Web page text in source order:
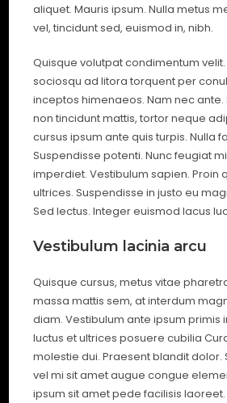
aliquet. Mauris ipsum. Nulla metus
vel, tincidunt sed, euismod in, nibh.
Quisque volutpat condimentum
sociosqu ad litora torquent per
inceptos himenaeos. Nam nec ante.
non tincidunt mattis, tortor neque
cursus ipsum ante quis turpis. Nulla
Suspendisse potenti. Nunc feugiat
imperdiet. Vestibulum sapien. Proin
ultrices. Suspendisse in justo eu
Sed lectus. Integer euismod lacus
Vestibulum lacinia arcu
Quisque cursus, metus vitae
massa mattis sem, at interdum
diam. Vestibulum ante ipsum primis
luctus et ultrices posuere cubilia
molestie dui. Praesent blandit dolor.
vel mi sit amet augue congue
ipsum sit amet pede facilisis